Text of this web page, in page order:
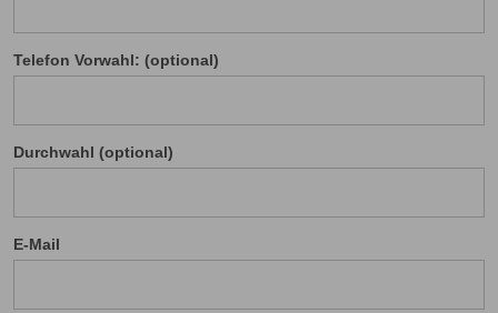
Cookie Einstellungen
Verbesserung der Nutzererfahrung, Analysen des
das Kunde wirbt Kunde-Programm, die Affiliate-
Programme sowie für personalisierte Werbung.
Telefon Vorwahl: (optional)
Durchwahl (optional)
E-Mail